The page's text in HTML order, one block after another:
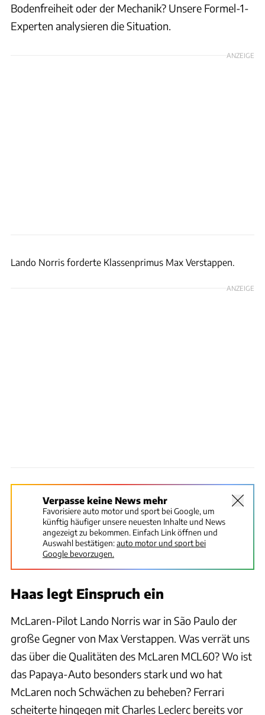
Bodenfreiheit oder der Mechanik? Unsere Formel-1-
Experten analysieren die Situation.
ANZEIGE
Lando Norris forderte Klassenprimus Max Verstappen.
ANZEIGE
Verpasse keine News mehr
Favorisiere auto motor und sport bei Google, um
künftig häufiger unsere neuesten Inhalte und News
angezeigt zu bekommen. Einfach Link öffnen und
Auswahl bestätigen:auto motor und sport bei
Google bevorzugen.
Haas legt Einspruch ein
McLaren-Pilot Lando Norris war in São Paulo der
große Gegner von Max Verstappen. Was verrät uns
das über die Qualitäten des McLaren MCL60? Wo ist
das Papaya-Auto besonders stark und wo hat
McLaren noch Schwächen zu beheben? Ferrari
scheiterte hingegen mit Charles Leclerc bereits vor